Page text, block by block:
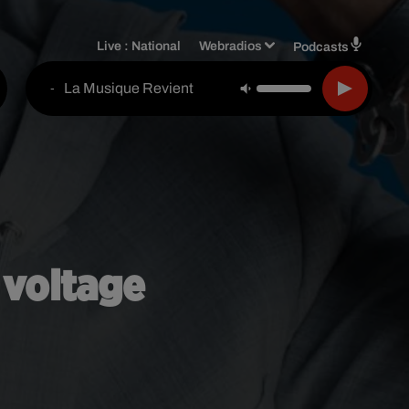
Live : National Webradios Podcasts
- La Musique Revient